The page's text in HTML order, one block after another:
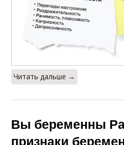
Читать дальше →
Вы беременны
признаки